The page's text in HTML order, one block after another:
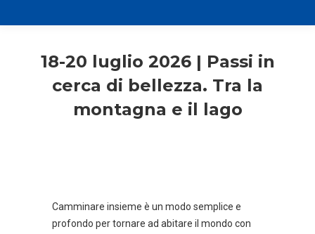
18-20 luglio 2026 | Passi in
cerca di bellezza. Tra la
montagna e il lago
Camminare insieme è un modo semplice e
profondo per tornare ad abitare il mondo con